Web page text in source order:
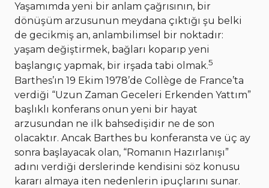
Yaşamımda yeni bir anlam çağrısının, bir
dönüşüm arzusunun meydana çıktığı şu belki
de gecikmiş an, anlambilimsel bir noktadır:
yaşam değiştirmek, bağları koparıp yeni
başlangıç yapmak, bir irşada tabi olmak.5
Barthes’ın 19 Ekim 1978’de Collège de France’ta
verdiği “Uzun Zaman Geceleri Erkenden Yattım”
başlıklı konferans onun yeni bir hayat
arzusundan ne ilk bahsedişidir ne de son
olacaktır. Ancak Barthes bu konferansta ve üç ay
sonra başlayacak olan, “Romanın Hazırlanışı”
adını verdiği derslerinde kendisini söz konusu
kararı almaya iten nedenlerin ipuçlarını sunar.